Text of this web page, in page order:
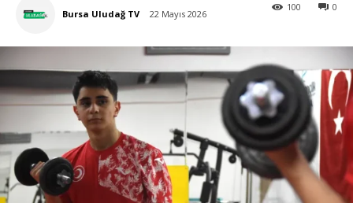
Bursa Uludağ TV 22 Mayıs 2026
0
100